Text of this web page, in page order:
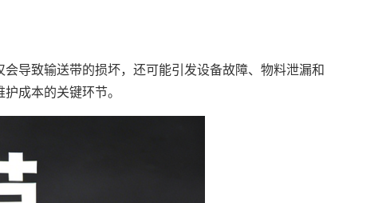
导致输送带的损坏，还可能引发设备故障、物料泄漏和
成本的关键环节。